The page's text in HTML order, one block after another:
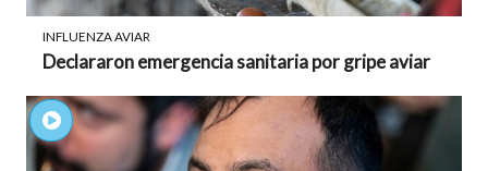
INFLUENZA AVIAR
Declararon emergencia sanitaria por gripe aviar